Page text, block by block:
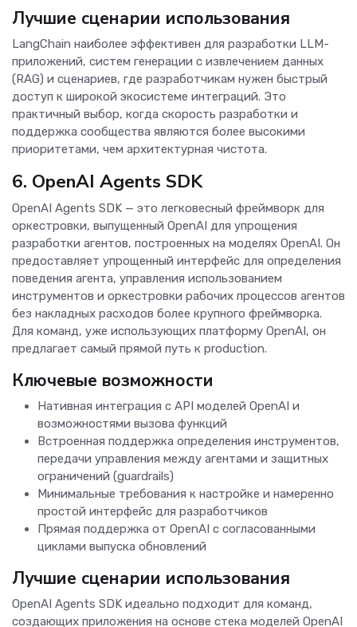
Лучшие сценарии использования
LangChain наиболее эффективен для разработки LLM-
приложений, систем генерации с извлечением данных
(RAG) и сценариев, где разработчикам нужен быстрый
доступ к широкой экосистеме интеграций. Это
практичный выбор, когда скорость разработки и
поддержка сообщества являются более высокими
приоритетами, чем архитектурная чистота.
6. OpenAI Agents SDK
OpenAI Agents SDK — это легковесный фреймворк для
оркестровки, выпущенный OpenAI для упрощения
разработки агентов, построенных на моделях OpenAI. Он
предоставляет упрощенный интерфейс для определения
поведения агента, управления использованием
инструментов и оркестровки рабочих процессов агентов
без накладных расходов более крупного фреймворка.
Для команд, уже использующих платформу OpenAI, он
предлагает самый прямой путь к production.
Ключевые возможности
Нативная интеграция с API моделей OpenAI и
возможностями вызова функций
Встроенная поддержка определения инструментов,
передачи управления между агентами и защитных
ограничений (guardrails)
Минимальные требования к настройке и намеренно
простой интерфейс для разработчиков
Прямая поддержка от OpenAI с согласованными
циклами выпуска обновлений
Лучшие сценарии использования
OpenAI Agents SDK идеально подходит для команд,
создающих приложения на основе стека моделей OpenAI